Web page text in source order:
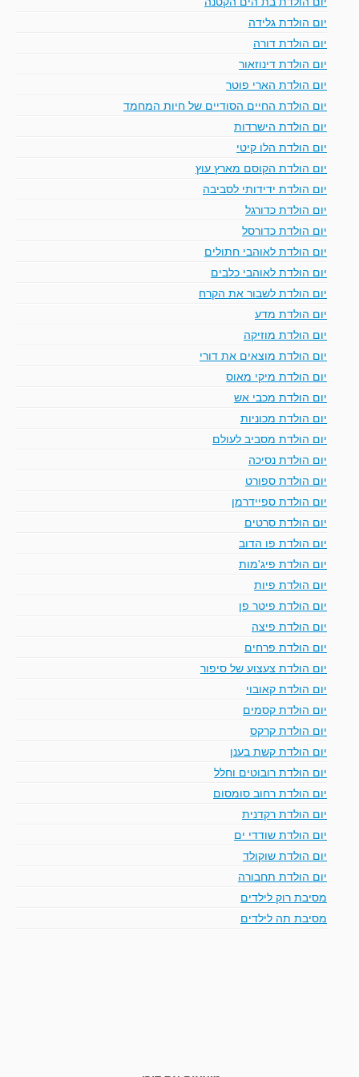
יום הולדת גלידה
יום הולדת דורה
יום הולדת דינוזאור
יום הולדת הארי פוטר
יום הולדת החיים הסודיים של חיות המחמד
יום הולדת הישרדות
יום הולדת הלו קיטי
יום הולדת הקוסם מארץ עוץ
יום הולדת ידידותי לסביבה
יום הולדת כדורגל
יום הולדת כדורסל
יום הולדת לאוהבי חתולים
יום הולדת לאוהבי כלבים
יום הולדת לשבור את הקרח
יום הולדת מדע
יום הולדת מוזיקה
יום הולדת מוצאים את דורי
יום הולדת מיקי מאוס
יום הולדת מכבי אש
יום הולדת מכוניות
יום הולדת מסביב לעולם
יום הולדת נסיכה
יום הולדת ספורט
יום הולדת ספיידרמן
יום הולדת סרטים
יום הולדת פו הדוב
יום הולדת פיג'מות
יום הולדת פיות
יום הולדת פיטר פן
יום הולדת פיצה
יום הולדת פרחים
יום הולדת צעצוע של סיפור
יום הולדת קאובוי
יום הולדת קסמים
יום הולדת קרקס
יום הולדת קשת בענן
יום הולדת רובוטים וחלל
יום הולדת רחוב סומסום
יום הולדת רקדנית
יום הולדת שודדי ים
יום הולדת שוקולד
יום הולדת תחבורה
מסיבת רוק לילדים
מסיבת תה לילדים